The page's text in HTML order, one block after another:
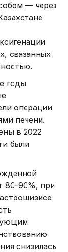
— через
связанных
годы
операции
печени.
в 2022
были
80-90%, при
снизилась